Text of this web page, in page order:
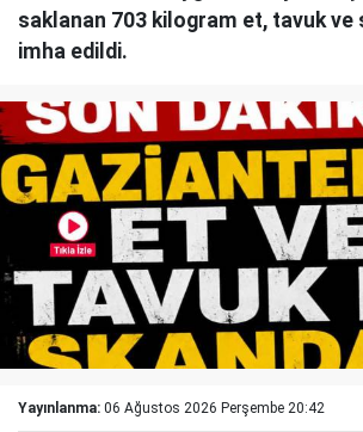
saklanan 703 kilogram et, tavuk ve
imha edildi.
Yayınlanma: 06 Ağustos 2026 Perşembe 20:42